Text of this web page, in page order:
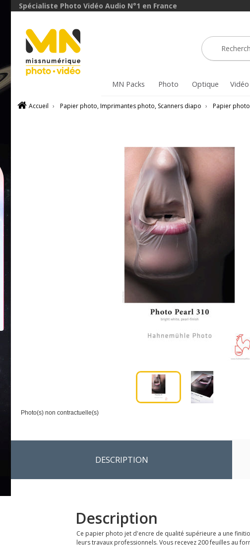
Spécialiste Photo Vidéo Audio N°1 en France
MN Packs Photo Optique
Accueil › Papier photo, Imprimantes photo, Scanners diapo › Papier photo
Photo(s) non contractuelle(s)
DESCRIPTION
Description
Ce papier photo jet d'encre de qualité supérieure a une
leurs travaux professionnels. Vous recevez 200 feuilles au